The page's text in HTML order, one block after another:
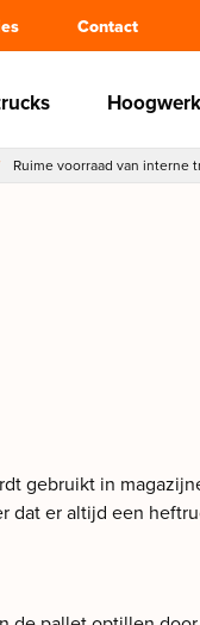
Contact
Ruime voorraad van interne
gebruikt in
er altijd een